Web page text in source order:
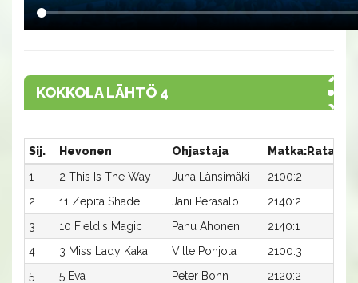
KOKKOLA LÄHTÖ 4
Sij. Hevonen Ohjastaja Matka:Rata
1
2 This Is The Way Juha Länsimäki 2100:2
2
11 Zepita Shade Jani Peräsalo 2140:2
3
10 Field's Magic Panu Ahonen 2140:1
4
3 Miss Lady Kaka Ville Pohjola 2100:3
5
5 Eva Peter Bonn 2120:2